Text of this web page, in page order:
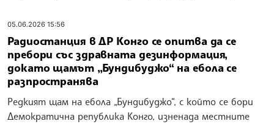
05.06.2026 15:56
Радиостанция в ДР Конго се опитва да се
пребори със здравната дезинформация,
докато щамът „Бундибуджо“ на ебола се
разпространява
Редкият щам на ебола „Бундибуджо“, с който се бори
Демократична република Конго, изненада местните